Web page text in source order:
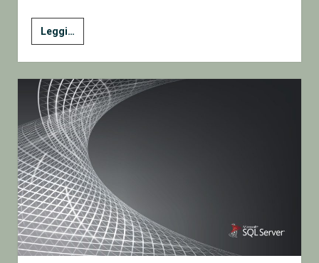
Leggi…5
–
Modificare
un
Database
SQL
Server
tramite
Script